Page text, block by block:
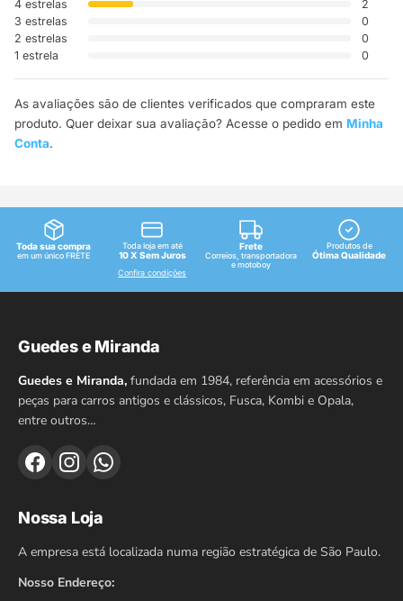
4 estrelas
2
3 estrelas
0
2 estrelas
0
1 estrela
0
As avaliações são de clientes verificados que compraram este
produto. Quer deixar sua avaliação? Acesse o pedido em Minha
Conta.
Toda sua compra
em um único FRETE
Toda loja em até
10 X Sem Juros
Confira condições
Frete
Correios, transportadora
e motoboy
Produtos de
Ótima Qualidade
Guedes e Miranda
Guedes e Miranda, fundada em 1984, referência em acessórios e
peças para carros antigos e clássicos, Fusca, Kombi e Opala,
entre outros…
Nossa Loja
A empresa está localizada numa região estratégica de São Paulo.
Nosso Endereço: